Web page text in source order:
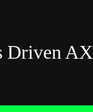
Driven AX